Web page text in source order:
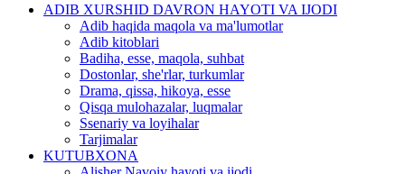
ADIB XURSHID DAVRON HAYOTI VA IJODI
Adib haqida maqola va ma'lumotlar
Adib kitoblari
Badiha, esse, maqola, suhbat
Dostonlar, she'rlar, turkumlar
Drama, qissa, hikoya, esse
Qisqa mulohazalar, luqmalar
Ssenariy va loyihalar
Tarjimalar
KUTUBXONA